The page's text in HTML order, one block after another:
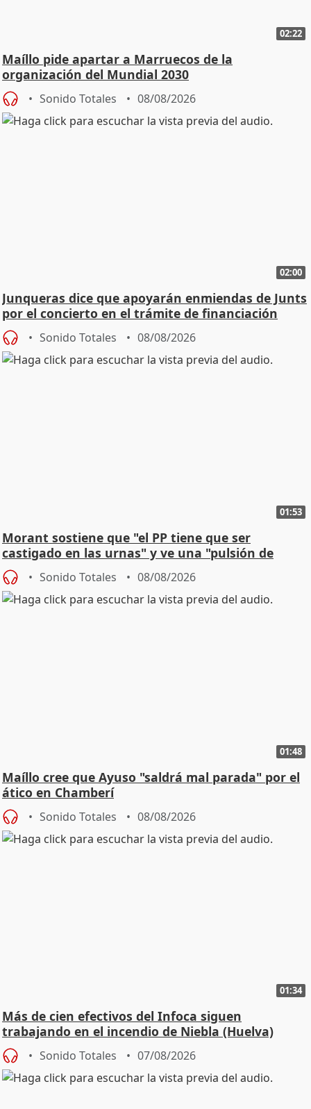
02:22
Maíllo pide apartar a Marruecos de la
organización del Mundial 2030
Sonido Totales 08/08/2026
02:00
Junqueras dice que apoyarán enmiendas de Junts
por el concierto en el trámite de financiación
Sonido Totales 08/08/2026
01:53
Morant sostiene que "el PP tiene que ser
castigado en las urnas" y ve una "pulsión de
cambio"
Sonido Totales 08/08/2026
01:48
Maíllo cree que Ayuso "saldrá mal parada" por el
ático en Chamberí
Sonido Totales 08/08/2026
01:34
Más de cien efectivos del Infoca siguen
trabajando en el incendio de Niebla (Huelva)
Sonido Totales 07/08/2026